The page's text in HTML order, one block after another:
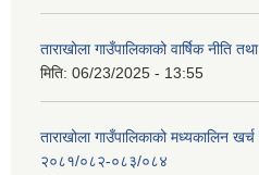
ताराखोला गाउँपालिकाको वार्षिक नीति
मिति: 06/23/2025 - 13:55
ताराखोला गाउँपालिकाको मध्यकालिन
२०८१/०८२-०८३/०८४